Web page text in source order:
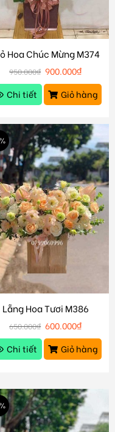
Hoa Chúc Mừng M374
950.000₫ 900.000₫
Chi tiết
Giỏ hàng
Lẵng Hoa Tươi M386
650.000₫ 600.000₫
Chi tiết
Giỏ hàng